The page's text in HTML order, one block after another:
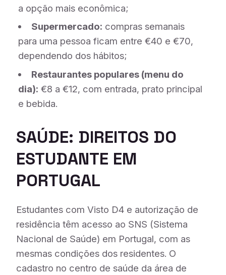
a opção mais econômica;
Supermercado: compras semanais
para uma pessoa ficam entre €40 e €70,
dependendo dos hábitos;
Restaurantes populares (menu do
dia): €8 a €12, com entrada, prato principal
e bebida.
SAÚDE: DIREITOS DO
ESTUDANTE EM
PORTUGAL
Estudantes com Visto D4 e autorização de
residência têm acesso ao SNS (Sistema
Nacional de Saúde) em Portugal, com as
mesmas condições dos residentes. O
cadastro no centro de saúde da área de